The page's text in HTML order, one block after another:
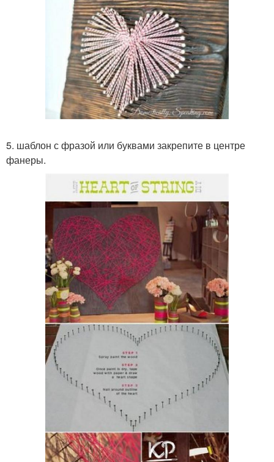
5. шаблон с фразой или буквами закрепите в центре
фанеры.